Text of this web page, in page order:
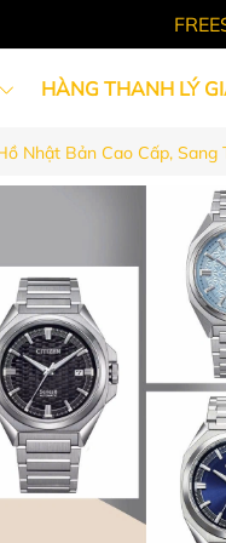
HÀNG THANH LÝ
Đôi Tin Tức
Nhật Bản Cao Cấp,